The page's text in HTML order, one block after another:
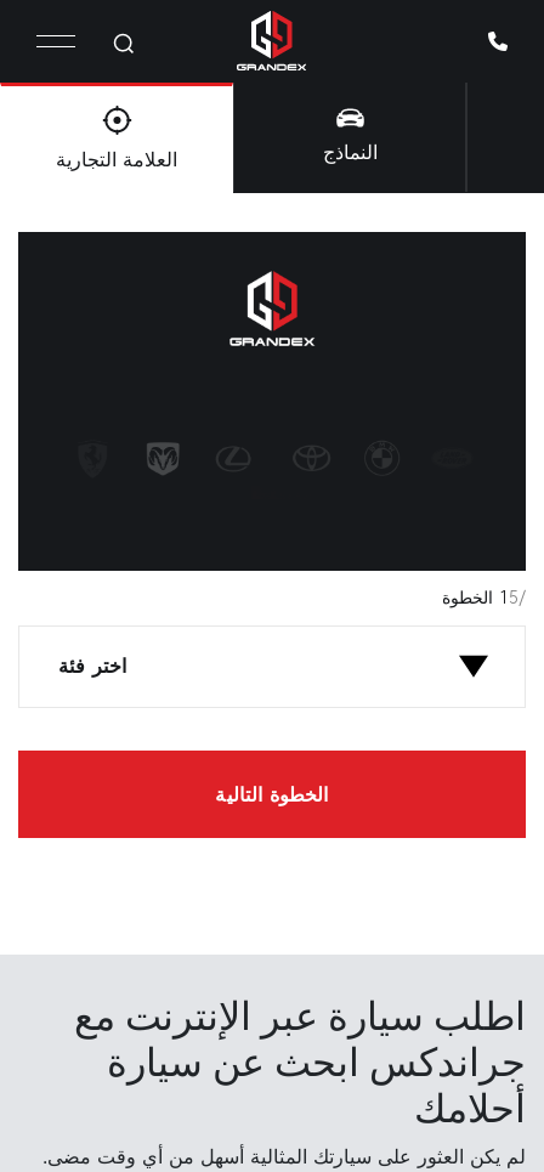
العلامة التجارية النماذج
1 /5 الخطوة
اختر فئة
الخطوة التالية
اطلب سيارة عبر الإنترنت مع
جراندكس ابحث عن سيارة
أحلامك
لم يكن العثور على سيارتك المثالية أسهل من أي وقت مضى.